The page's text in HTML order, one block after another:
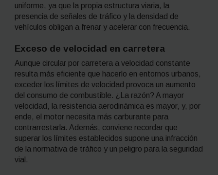
uniforme, ya que la propia estructura viaria, la
presencia de señales de tráfico y la densidad de
vehículos obligan a frenar y acelerar con frecuencia.
Exceso de velocidad en carretera
Aunque circular por carretera a velocidad constante
resulta más eficiente que hacerlo en entornos urbanos,
exceder los límites de velocidad provoca un aumento
del consumo de combustible. ¿La razón? A mayor
velocidad, la resistencia aerodinámica es mayor, y, por
ende, el motor necesita más carburante para
contrarrestarla. Además, conviene recordar que
superar los límites establecidos supone una infracción
de la normativa de tráfico y un peligro para la seguridad
vial.